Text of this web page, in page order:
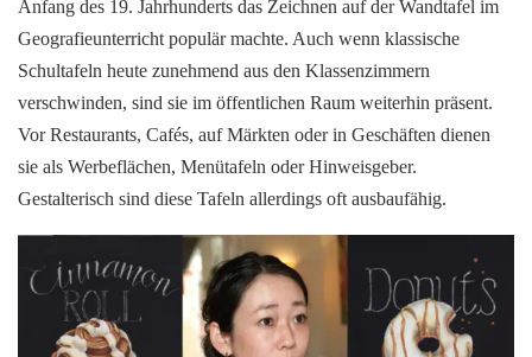
Anfang des 19. Jahrhunderts das Zeichnen auf der Wandtafel im
Geografieunterricht populär machte. Auch wenn klassische
Schultafeln heute zunehmend aus den Klassenzimmern
verschwinden, sind sie im öffentlichen Raum weiterhin präsent.
Vor Restaurants, Cafés, auf Märkten oder in Geschäften dienen
sie als Werbeflächen, Menütafeln oder Hinweisgeber.
Gestalterisch sind diese Tafeln allerdings oft ausbaufähig.